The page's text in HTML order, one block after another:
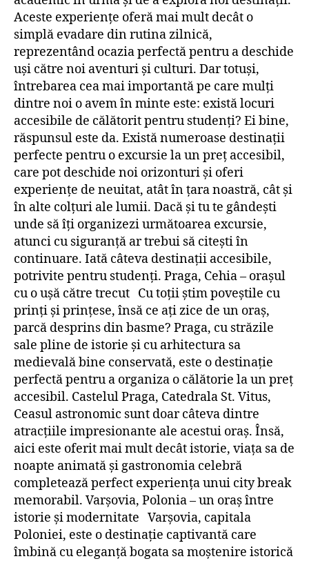
Aceste experiențe oferă mai mult decât o
simplă evadare din rutina zilnică,
reprezentând ocazia perfectă pentru a deschide
uși către noi aventuri și culturi. Dar totuși,
întrebarea cea mai importantă pe care mulți
dintre noi o avem în minte este: există locuri
accesibile de călătorit pentru studenți? Ei bine,
răspunsul este da. Există numeroase destinații
perfecte pentru o excursie la un preț accesibil,
care pot deschide noi orizonturi și oferi
experiențe de neuitat, atât în țara noastră, cât și
în alte colțuri ale lumii. Dacă și tu te gândești
unde să îți organizezi următoarea excursie,
atunci cu siguranță ar trebui să citești în
continuare. Iată câteva destinații accesibile,
potrivite pentru studenți. Praga, Cehia – orașul
cu o ușă către trecut Cu toții știm poveștile cu
prinți și prințese, însă ce ați zice de un oraș,
parcă desprins din basme? Praga, cu străzile
sale pline de istorie și cu arhitectura sa
medievală bine conservată, este o destinație
perfectă pentru a organiza o călătorie la un preț
accesibil. Castelul Praga, Catedrala St. Vitus,
Ceasul astronomic sunt doar câteva dintre
atracțiile impresionante ale acestui oraș. Însă,
aici este oferit mai mult decât istorie, viața sa de
noapte animată și gastronomia celebră
completează perfect experiența unui city break
memorabil. Varșovia, Polonia – un oraș între
istorie și modernitate Varșovia, capitala
Poloniei, este o destinație captivantă care
îmbină cu eleganță bogata sa moștenire istorică